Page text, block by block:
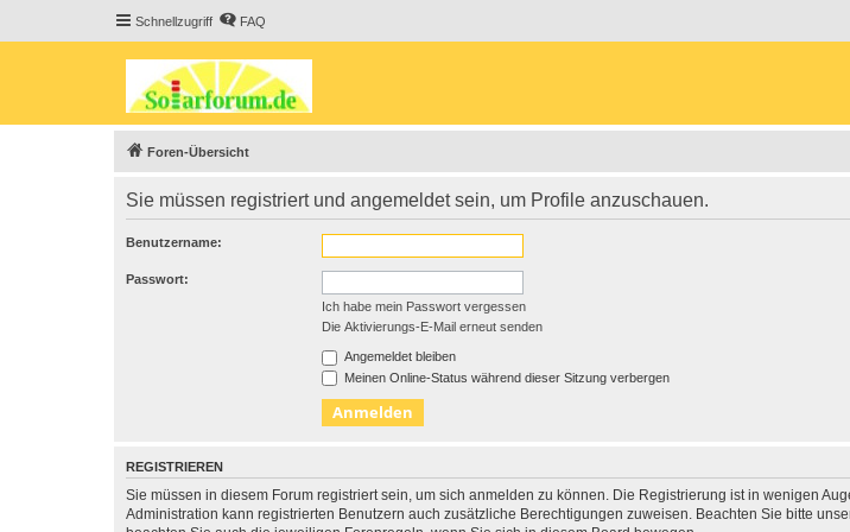
Schnellzugriff FAQ
Foren-Übersicht
Sie müssen registriert und angemeldet sein, um Profile anzuschauen.
Benutzername:
Passwort:
Ich habe mein Passwort vergessen
Die Aktivierungs-E-Mail erneut senden
Angemeldet bleiben
Meinen Online-Status während dieser Sitzung verbergen
REGISTRIEREN
Sie müssen in diesem Forum registriert sein, um sich anmelden zu können. Die Registrierung ist in wenigen
Administration kann registrierten Benutzern auch zusätzliche Berechtigungen zuweisen. Beachten Sie bitte